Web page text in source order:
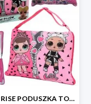
LOL SURPRISE PODUSZKA TOREBKA SEKRETNY SCHOWEK MP3 -59%